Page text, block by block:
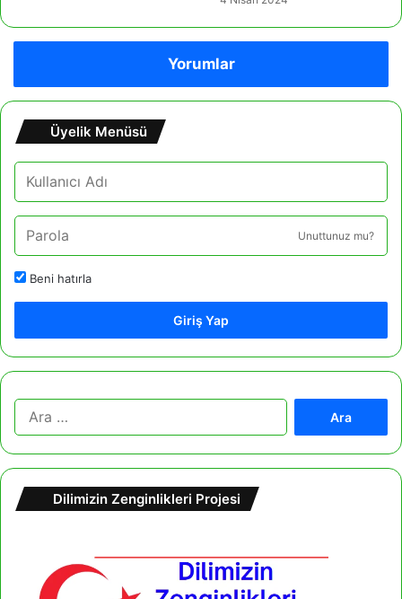
Yorumlar
Üyelik Menüsü
Unuttunuz mu?
Beni hatırla
Giriş Yap
m
Dilimizin Zenginlikleri Projesi